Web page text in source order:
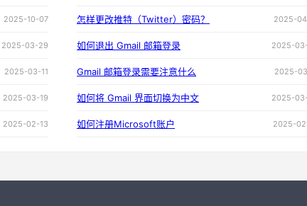
2025-10-07 怎样更改推特（Twitter）密码？ 2025-
2025-03-29 如何退出 Gmail 邮箱登录 2025-
2025-03-11 Gmail 邮箱登录需要注意什么 2025-
2025-03-19 如何将 Gmail 界面切换为中文 2025-
2025-02-13 如何注册Microsoft账户 2025-